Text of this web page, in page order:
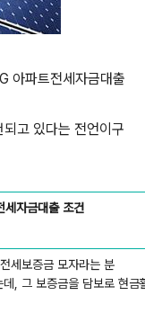
아파트전세자금대출
고 있다는 전언이구
세자금대출 조건
세보증금 모자라는 분
, 그 보증금을 담보로 현금